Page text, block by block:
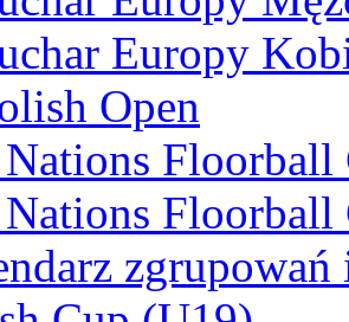
Europy
Open
Floorball
Floorball